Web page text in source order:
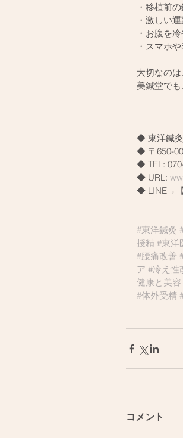
・移植前
・激しい
・お腹を
・スマホ
大切なのは
美鍼堂で
◆ 東洋鍼
◆ 〒650-
◆ TEL:
◆ URL:
◆ LINE→【
#東洋鍼灸
授精 #東洋
#腰痛改善
ア #冷え性
健康と美容
#体外受精
コメント